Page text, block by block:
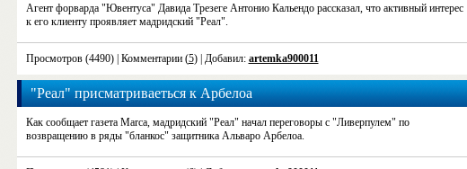
Агент форварда "Ювентуса" Давида Трезеге Антонио Кальендо рассказал, что активный интерес
к его клиенту проявляет мадридский "Реал".
Просмотров (4490) | Комментарии (5) | Добавил: artemka900011
"Реал" присматриваеться к Арбелоа
Как сообщает газета Marca, мадридский "Реал" начал переговоры с "Ливерпулем" по
возвращению в ряды "бланкос" защитника Альваро Арбелоа.